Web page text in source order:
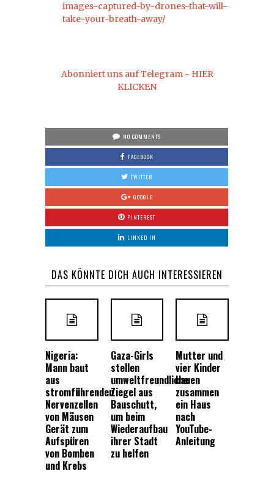
images-captured-by-drones-that-will-
take-your-breath-away/
Abonniert uns auf Telegram - HIER
KLICKEN
NO COMMENTS
FACEBOOK
TWITTER
GOOGLE
PINTEREST
LINKED IN
DAS KÖNNTE DICH AUCH INTERESSIEREN
Nigeria:
Mann baut
aus
stromführenden
Nervenzellen
von Mäusen
Gerät zum
Aufspüren
von Bomben
und Krebs
Gaza-Girls
stellen
umweltfreundliche
Ziegel aus
Bauschutt,
um beim
Wiederaufbau
ihrer Stadt
zu helfen
Mutter und
vier Kinder
bauen
zusammen
ein Haus
nach
YouTube-
Anleitung